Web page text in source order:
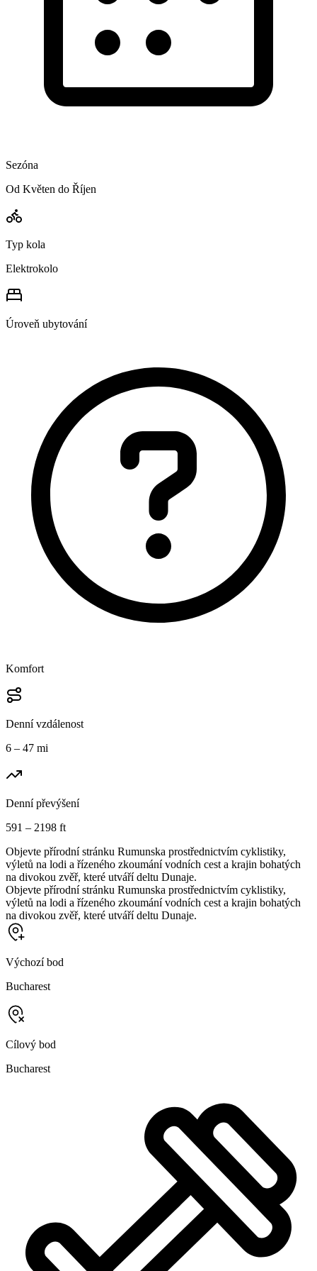
Sezóna
Od Květen do Říjen
Typ kola
Elektrokolo
Úroveň ubytování
Komfort
Denní vzdálenost
6 – 47 mi
Denní převýšení
591 – 2198 ft
Objevte přírodní stránku Rumunska prostřednictvím cyklistiky,
výletů na lodi a řízeného zkoumání vodních cest a krajin bohatých
na divokou zvěř, které utváří deltu Dunaje.
Objevte přírodní stránku Rumunska prostřednictvím cyklistiky,
výletů na lodi a řízeného zkoumání vodních cest a krajin bohatých
na divokou zvěř, které utváří deltu Dunaje.
Výchozí bod
Bucharest
Cílový bod
Bucharest